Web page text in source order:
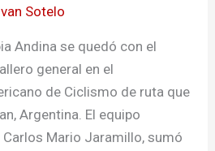
Sotelo
Andina se quedó con el
general en el
de Ciclismo de ruta que
Argentina. El equipo
Mario Jaramillo, sumó